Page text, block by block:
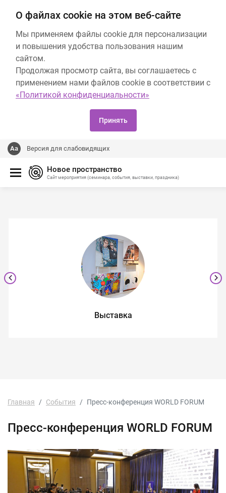
О файлах cookie на этом веб-сайте
Мы применяем файлы cookie для персонализации
и повышения удобства пользования нашим
сайтом.
Продолжая просмотр сайта, вы соглашаетесь с
применением нами файлов cookie в соответствии с
«Политикой конфиденциальности»
Принять
Версия для слабовидящих
Новое пространство
Сайт мероприятия (семинара, события, выставки, праздника)
Выставка
Главная События Пресс-конференция WORLD FORUM
Пресс-конференция WORLD FORUM